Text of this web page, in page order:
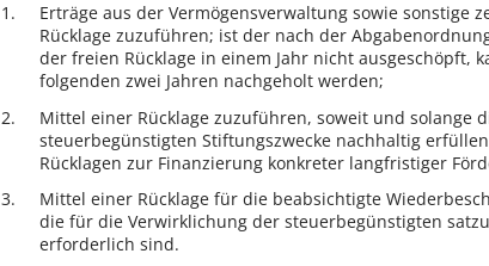
Erträge aus der Vermögensverwaltung sowie sonstige
Rücklage zuzuführen; ist der nach der
der freien Rücklage in einem Jahr nicht ausgeschöpft,
folgenden zwei Jahren nachgeholt werden;
Mittel einer Rücklage zuzuführen, soweit und solange
steuerbegünstigten Stiftungszwecke nachhaltig
Rücklagen zur Finanzierung konkreter langfristiger
Mittel einer Rücklage für die beabsichtigte
die für die Verwirklichung der steuerbegünstigten
erforderlich sind.